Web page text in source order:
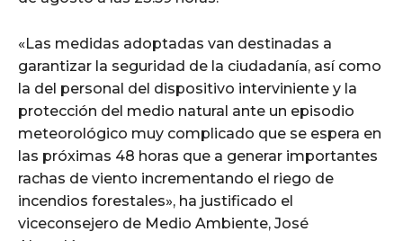
«Las medidas adoptadas van destinadas a
garantizar la seguridad de la ciudadanía, así como
la del personal del dispositivo interviniente y la
protección del medio natural ante un episodio
meteorológico muy complicado que se espera en
las próximas 48 horas que a generar importantes
rachas de viento incrementando el riego de
incendios forestales», ha justificado el
viceconsejero de Medio Ambiente, José